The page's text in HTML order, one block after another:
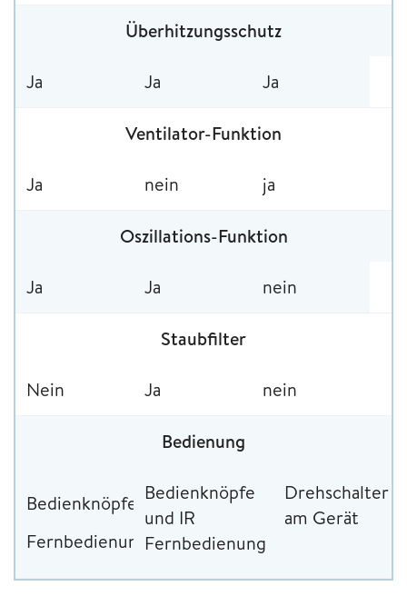
Überhitzungsschutz
Ja Ja Ja
Ventilator-Funktion
Ja nein ja
Oszillations-Funktion
Ja Ja nein
Staubfilter
Nein Ja nein
Bedienung
Bedienknöpfe
Fernbedienung
Bedienknöpfe
und IR
Fernbedienung
Drehschalter
am Gerät